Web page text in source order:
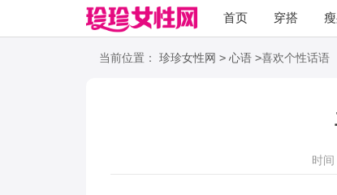
首页 穿搭
职场 语录
当前位置： 珍珍女性网 > 心语 >喜欢个性话语
时间